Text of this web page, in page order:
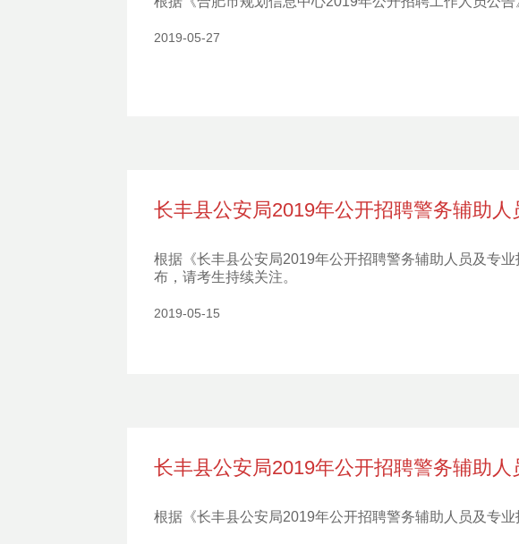
2019-05-27
长丰县公安局2019年公开招聘警务辅助
根据《长丰县公安局2019年公开招聘警务辅助人员及专
布，请考生持续关注。
2019-05-15
长丰县公安局2019年公开招聘警务辅助
根据《长丰县公安局2019年公开招聘警务辅助人员及专